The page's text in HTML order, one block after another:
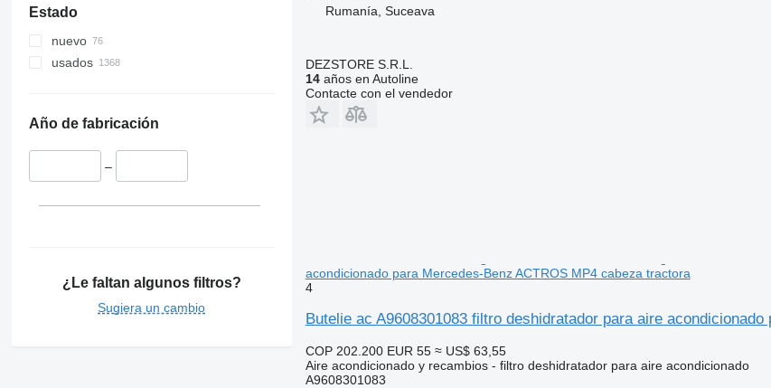
Estado
nuevo
usados
Año de fabricación
–
¿Le faltan algunos filtros?
Sugiera un cambio
Rumanía, Suceava
DEZSTORE S.R.L.
14años en Autoline
Contacte con el vendedor
acondicionado para Mercedes-Benz ACTROS MP4 cabeza tractora
4
Butelie ac A9608301083 filtro deshidratador para aire
COP 202.200 EUR 55 ≈ US$ 63,55
Aire acondicionado y recambios - filtro deshidratador para aire acondicionado
A9608301083